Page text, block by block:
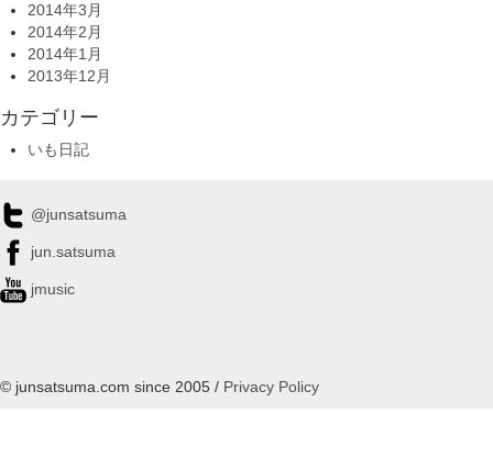
2014年3月
2014年2月
2014年1月
2013年12月
カテゴリー
いも日記
@junsatsuma
jun.satsuma
jmusic
© junsatsuma.com since 2005 / Privacy Policy